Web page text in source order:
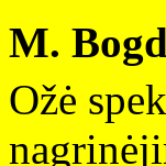
M.
Ožė